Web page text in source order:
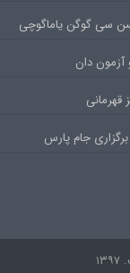
سی گوگن یاماگوچی
آزمون دان
قهرمانی
جام پارس